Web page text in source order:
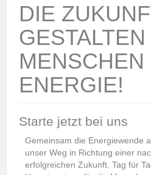
DIE
GESTALTEN
MENSCHEN
ENERGIE!
Starte jetzt bei uns
Gemeinsam die Energiewende
unser Weg in Richtung einer
erfolgreichen Zukunft. Tag für